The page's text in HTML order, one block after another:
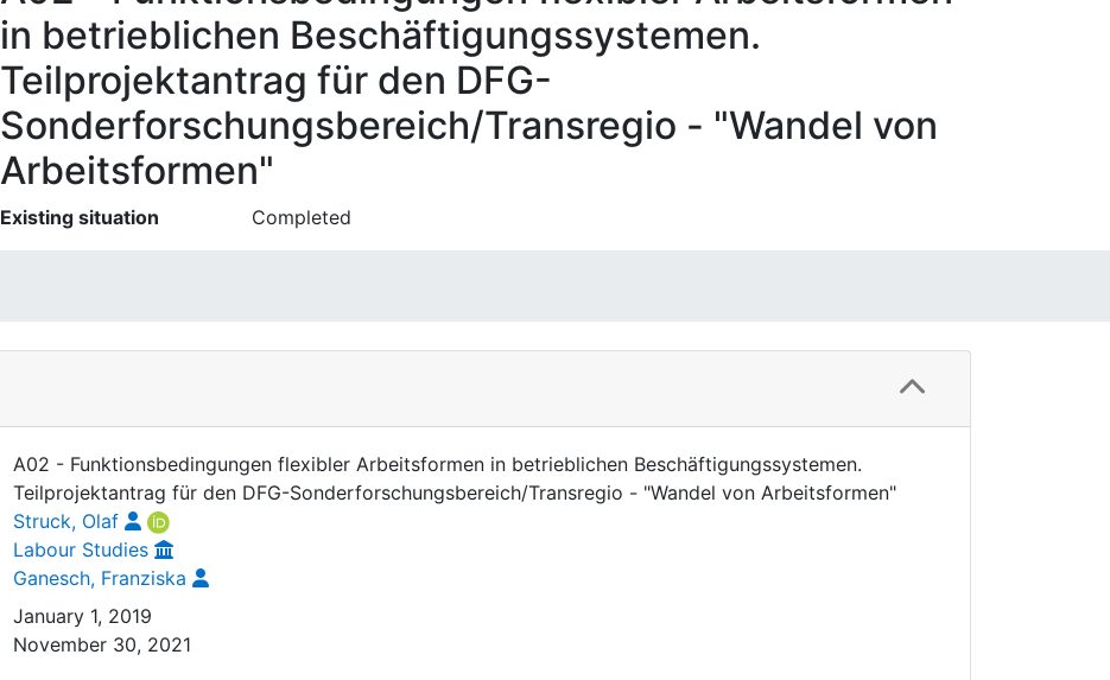
in betrieblichen Beschäftigungssystemen.
Teilprojektantrag für den DFG-
Sonderforschungsbereich/Transregio - "Wandel von
Arbeitsformen"
Existing situation Completed
A02 - Funktionsbedingungen flexibler Arbeitsformen in betrieblichen Beschäftigungssystemen.
Teilprojektantrag für den DFG-Sonderforschungsbereich/Transregio - "Wandel von Arbeitsformen"
Struck, Olaf
Labour Studies
Ganesch, Franziska
January 1, 2019
November 30, 2021